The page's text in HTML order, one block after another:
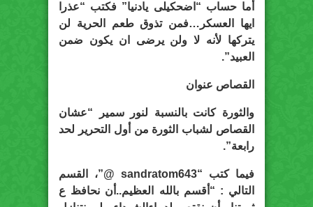
أما حساب “اضحكيلى يادنيا” فكتب “عذرا
ايها العسكر…فمن تذوق طعم الحرية لن
يتركها لأنه لا ولن يرضى ان يكون ضمن
العبيد”.
القصاص عنوان
والثورة كانت بالنسبة لنور سمير “عشان
القصاص لشباب الثورة من أول التحرير لحد
رابعة”.
فيما كتب “sandratom643 ‏@”، القسم
التالي : “أقسم بالله العظيم..أن نحافظ ع